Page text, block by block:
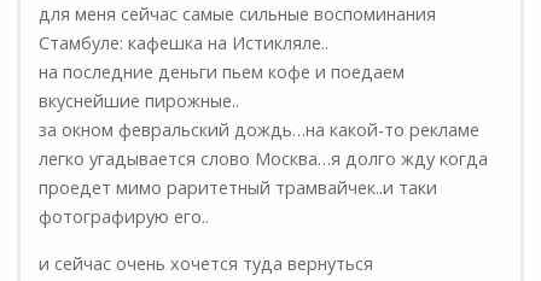
для меня сейчас самые сильные воспоминания
Стамбуле: кафешка на Истикляле..
на последние деньги пьем кофе и поедаем
вкуснейшие пирожные..
за окном февральский дождь…на какой-то рекламе
легко угадывается слово Москва…я долго жду когда
проедет мимо раритетный трамвайчек..и таки
фотографирую его..
и сейчас очень хочется туда вернуться